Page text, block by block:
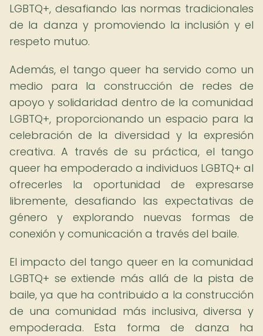
LGBTQ+, desafiando las normas tradicionales
de la danza y promoviendo la inclusión y el
respeto mutuo.
Además, el tango queer ha servido como un
medio para la construcción de redes de
apoyo y solidaridad dentro de la comunidad
LGBTQ+, proporcionando un espacio para la
celebración de la diversidad y la expresión
creativa. A través de su práctica, el tango
queer ha empoderado a individuos LGBTQ+ al
ofrecerles la oportunidad de expresarse
libremente, desafiando las expectativas de
género y explorando nuevas formas de
conexión y comunicación a través del baile.
El impacto del tango queer en la comunidad
LGBTQ+ se extiende más allá de la pista de
baile, ya que ha contribuido a la construcción
de una comunidad más inclusiva, diversa y
empoderada. Esta forma de danza ha